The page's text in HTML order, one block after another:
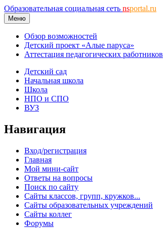
Образовательная социальная сеть nsportal.ru
Меню
Обзор возможностей
Детский проект «Алые паруса»
Аттестация педагогических работников
Детский сад
Начальная школа
Школа
НПО и СПО
ВУЗ
Навигация
Вход/регистрация
Главная
Мой мини-сайт
Ответы на вопросы
Поиск по сайту
Сайты классов, групп, кружков...
Сайты образовательных учреждений
Сайты коллег
Форумы